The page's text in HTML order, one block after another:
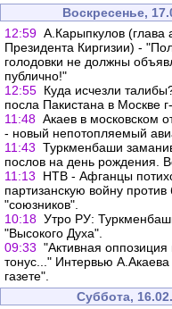
Воскресенье,
12:59 А.Карыпкулов (глава
Президента Киргизии) -
голодовки не должны
публично!"
12:55 Куда исчезли
посла Пакистана в Москве
11:48 Акаев в московском
- новый непотопляемый
11:43 Туркменбаши
послов на день рождения.
11:13
НТВ - Афганцы
партизанскую войну против
"союзников".
10:18 Утро РУ:
"Высокого Духа".
09:33 "Активная
тонус..." Интервью
газете".
Суббота,